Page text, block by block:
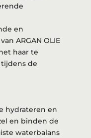
en
ARGAN OLIE
haar te
de
hydrateren en
en binden de
waterbalans